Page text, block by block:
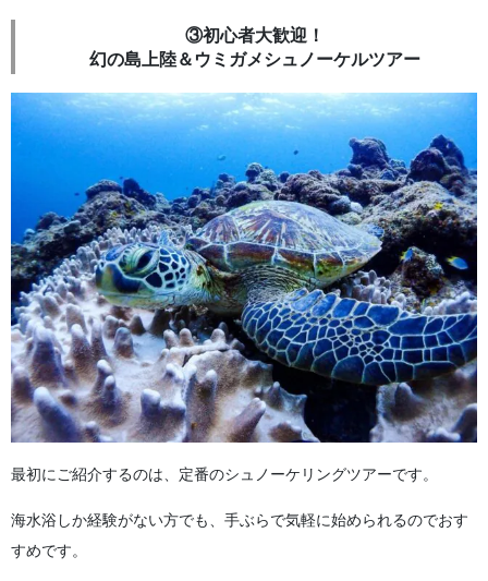
③初心者大歓迎！
幻の島上陸＆ウミガメシュノーケルツアー
最初にご紹介するのは、定番のシュノーケリングツアーです。
海水浴しか経験がない方でも、手ぶらで気軽に始められるのでおす
すめです。